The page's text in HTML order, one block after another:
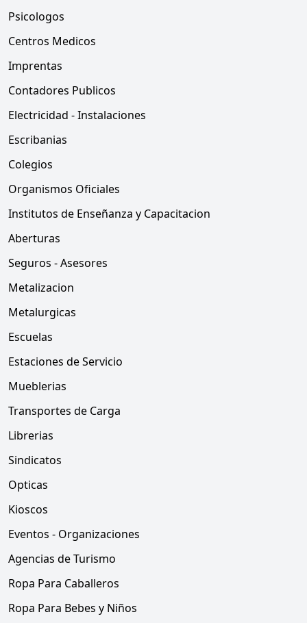
Psicologos
Centros Medicos
Imprentas
Contadores Publicos
Electricidad - Instalaciones
Escribanias
Colegios
Organismos Oficiales
Institutos de Enseñanza y Capacitacion
Aberturas
Seguros - Asesores
Metalizacion
Metalurgicas
Escuelas
Estaciones de Servicio
Mueblerias
Transportes de Carga
Librerias
Sindicatos
Opticas
Kioscos
Eventos - Organizaciones
Agencias de Turismo
Ropa Para Caballeros
Ropa Para Bebes y Niños